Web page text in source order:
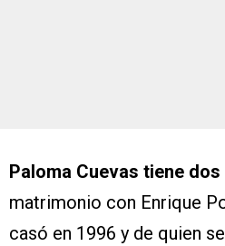
Paloma Cuevas tiene dos
matrimonio con Enrique
casó en 1996 y de quien